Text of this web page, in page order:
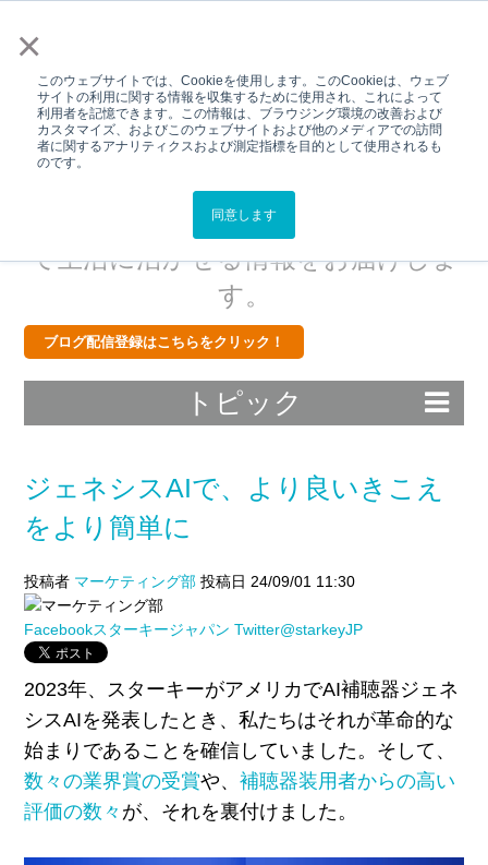
×
このウェブサイトでは、Cookieを使用します。このCookieは、ウェブ
サイトの利用に関する情報を収集するために使用され、これによって
利用者を記憶できます。この情報は、ブラウジング環境の改善および
カスタマイズ、およびこのウェブサイトおよび他のメディアでの訪問
者に関するアナリティクスおよび測定指標を目的として使用されるも
のです。
同意します
Hear Better.Live
Better.BLOG
スターキーから補聴器・難聴につい
て生活に活かせる情報をお届けしま
す。
ブログ配信登録はこちらをクリック！
トピック
ジェネシスAIで、より良いきこえ
をより簡単に
投稿者 マーケティング部投稿日 24/09/01 11:30
Facebookスターキージャパン Twitter@starkeyJP
2023年、スターキーがアメリカでAI補聴器ジェネ
シスAIを発表したとき、私たちはそれが革命的な
始まりであることを確信していました。そして、
数々の業界賞の受賞や、 補聴器装用者からの高い
評価の数々 が、それを裏付けました。